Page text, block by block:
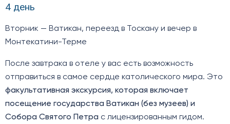
4 день
Вторник — Ватикан, переезд в Тоскану и вечер в
Монтекатини-Терме
После завтрака в отеле у вас есть возможность
отправиться в самое сердце католического мира. Это
факультативная экскурсия, которая включает
посещение государства Ватикан (без музеев) и
Собора Святого Петра с лицензированным гидом.